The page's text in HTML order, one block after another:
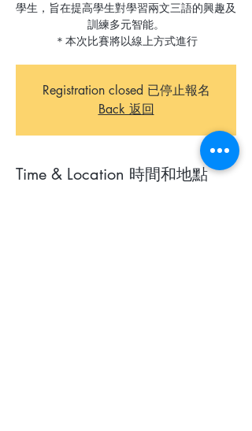
學生，旨在提高學生對學習兩文三語的興趣及
訓練多元智能。
＊本次比賽將以線上方式進行
Registration closed 已停止報名
Back 返回
Time & Location 時間和地點